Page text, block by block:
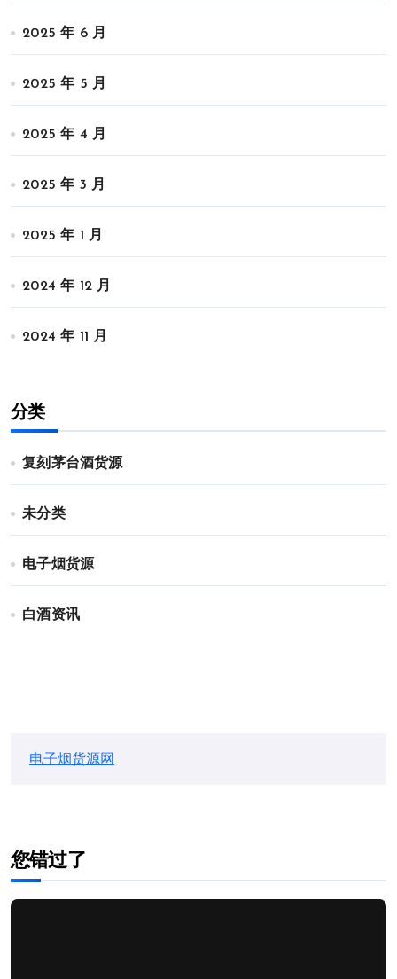
2025 年 6 月
2025 年 5 月
2025 年 4 月
2025 年 3 月
2025 年 1 月
2024 年 12 月
2024 年 11 月
分类
复刻茅台酒货源
未分类
电子烟货源
白酒资讯
电子烟货源网
您错过了